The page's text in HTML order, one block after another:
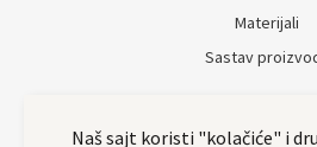
Materijali
Sastav
Naš sajt koristi "kolačiće" i